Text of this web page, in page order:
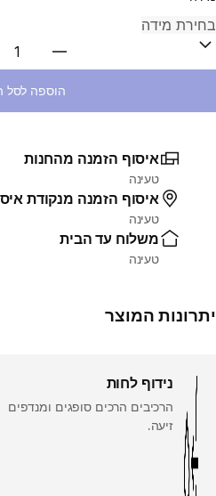
הוספה לסל
איסוף הזמנה מהחנות
טעינה
איסוף הזמנה מנקודת
טעינה
משלוח עד הבית
טעינה
יתרונות המוצר
נידוף לחות
הרכיבים הרכים סופגים ומנדפים
זיעה.